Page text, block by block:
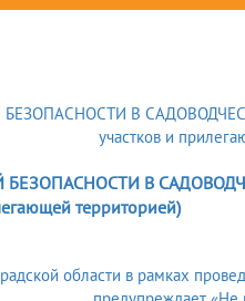
В
территорией)